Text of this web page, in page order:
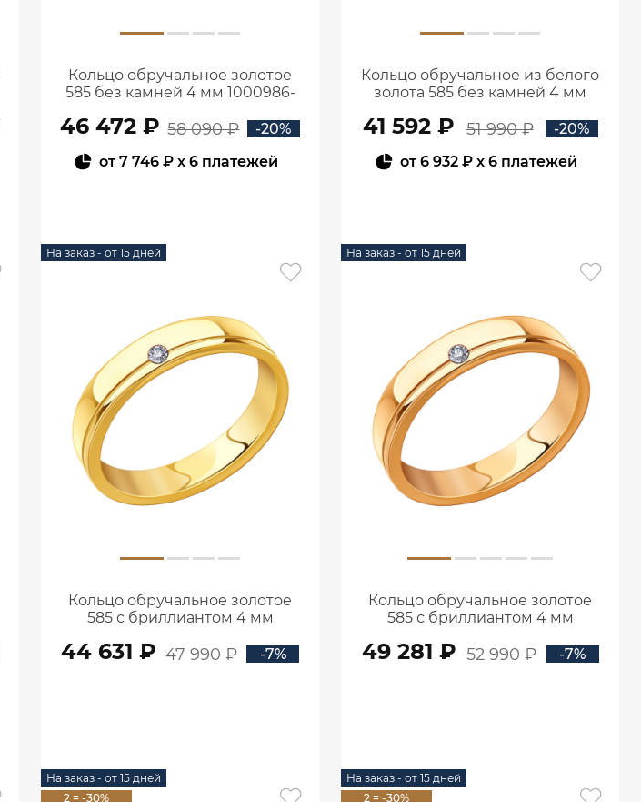
Кольцо обручальное золотое
585 без камней 4 мм 1000986-
46 472 ₽ 58 090 ₽
-20%
от7 746 ₽ x 6 платежей
Кольцо обручальное из белого
золота 585 без камней 4 мм
41 592 ₽ 51 990 ₽
-20%
от6 932 ₽ x 6 платежей
На заказ - от 15 дней
Кольцо обручальное золотое
585 с бриллиантом 4 мм
44 631 ₽ 47 990 ₽ -7%
На заказ - от 15 дней
Кольцо обручальное золотое
585 с бриллиантом 4 мм
49 281 ₽ 52 990 ₽ -7%
На заказ - от 15 дней
2 = -30%
На заказ - от 15 дней
2 = -30%